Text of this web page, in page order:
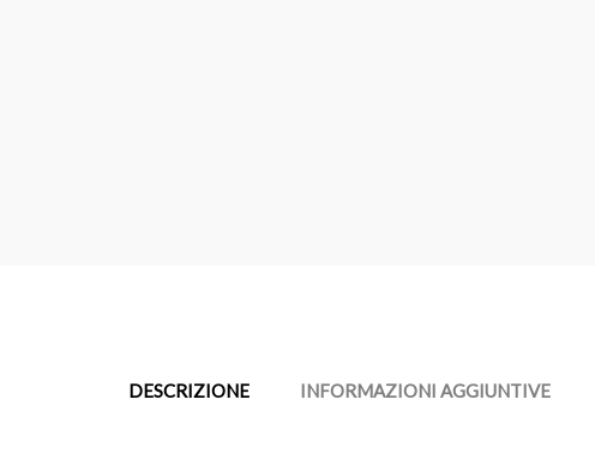
DESCRIZIONE INFORMAZIONI AGGIUNTIVE